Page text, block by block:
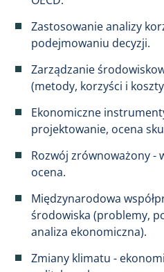
Zastosowanie analizy
podejmowaniu decyzji.
Zarządzanie
(metody, korzyści i
Ekonomiczne
projektowanie, ocena
Rozwój zrównoważony -
ocena.
Międzynarodowa
środowiska (problemy,
analiza ekonomiczna).
Zmiany klimatu -